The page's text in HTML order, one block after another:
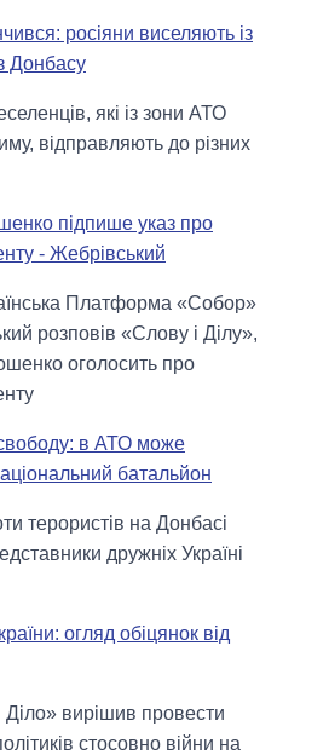
росіяни виселяють із
Донбасу
які із зони АТО
відправляють до різних
підпише указ про
- Жебрівський
Платформа «Собор»
розповів «Слову і Ділу»,
оголосить про
в АТО може
батальйон
терористів на Донбасі
дружніх Україні
огляд обіцянок від
вирішив провести
стосовно війни на